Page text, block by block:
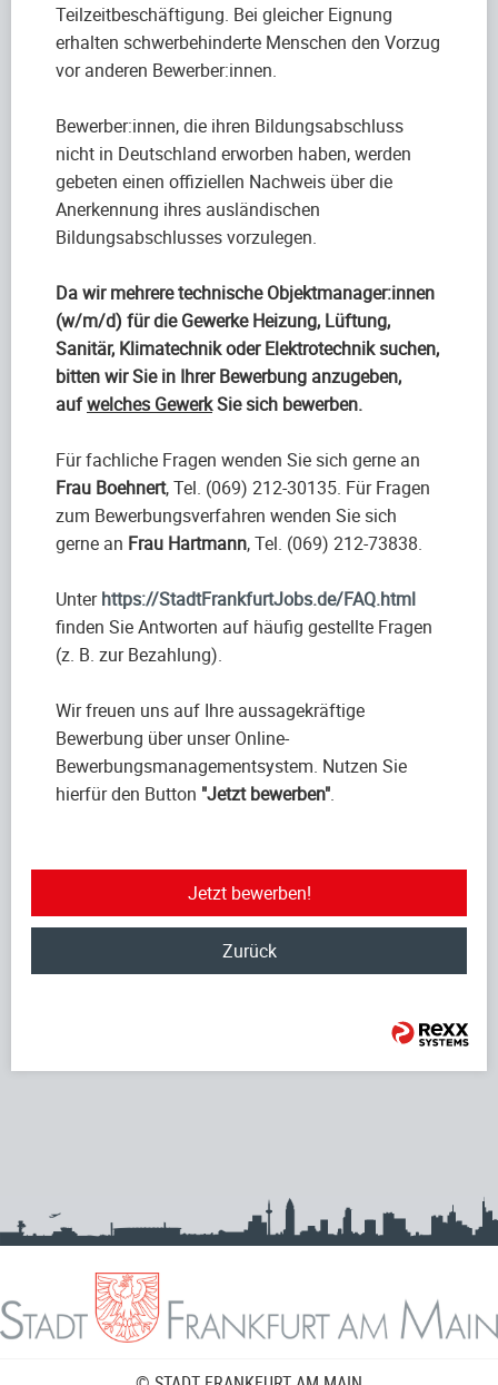
Teilzeitbeschäftigung. Bei gleicher Eignung
erhalten schwerbehinderte Menschen den Vorzug
vor anderen Bewerber:innen.
Bewerber:innen, die ihren Bildungsabschluss
nicht in Deutschland erworben haben, werden
gebeten einen offiziellen Nachweis über die
Anerkennung ihres ausländischen
Bildungsabschlusses vorzulegen.
Da wir mehrere technische Objektmanager:innen
(w/m/d) für die Gewerke Heizung, Lüftung,
Sanitär, Klimatechnik oder Elektrotechnik suchen,
bitten wir Sie in Ihrer Bewerbung anzugeben,
aufwelches GewerkSie sich bewerben.
Für fachliche Fragen wenden Sie sich gerne an
Frau Boehnert, Tel. (069) 212-30135. Für Fragen
zum Bewerbungsverfahren wenden Sie sich
gerne an Frau Hartmann, Tel. (069) 212-73838.
Unterhttps://StadtFrankfurtJobs.de/FAQ.html
finden Sie Antworten auf häufig gestellte Fragen
(z. B. zur Bezahlung).
Wir freuen uns auf Ihre aussagekräftige
Bewerbung über unser Online-
Bewerbungsmanagementsystem. Nutzen Sie
hierfür den Button "Jetzt bewerben".
Jetzt bewerben!
Zurück